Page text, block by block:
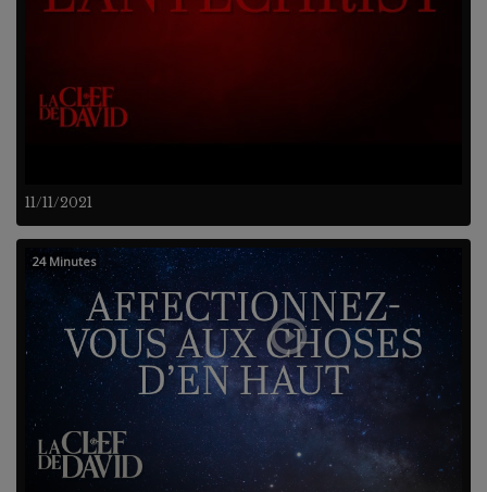
11/11/2021
24 Minutes